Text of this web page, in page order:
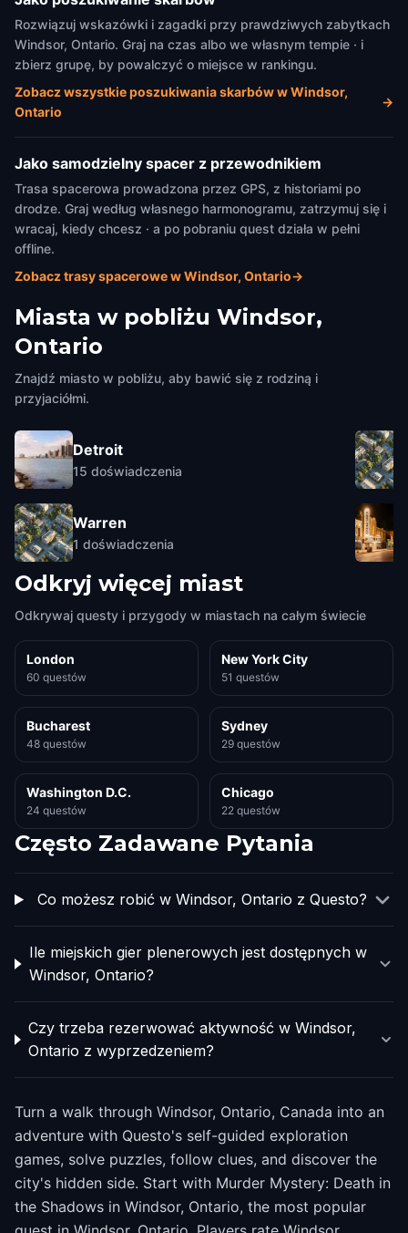
Rozwiązuj wskazówki i zagadki przy prawdziwych zabytkach
Windsor, Ontario. Graj na czas albo we własnym tempie · i
zbierz grupę, by powalczyć o miejsce w rankingu.
Zobacz wszystkie poszukiwania skarbów w Windsor,
Ontario
→
Jako samodzielny spacer z przewodnikiem
Trasa spacerowa prowadzona przez GPS, z historiami po
drodze. Graj według własnego harmonogramu, zatrzymuj się i
wracaj, kiedy chcesz · a po pobraniu quest działa w pełni
offline.
Zobacz trasy spacerowe w Windsor, Ontario→
Miasta w pobliżu Windsor,
Ontario
Znajdź miasto w pobliżu, aby bawić się z rodziną i
przyjaciółmi.
Detroit
15 doświadczenia
Warren
1 doświadczenia
Odkryj więcej miast
Odkrywaj questy i przygody w miastach na całym świecie
London
60 questów
New York City
51 questów
Bucharest
48 questów
Sydney
29 questów
Washington D.C.
24 questów
Chicago
22 questów
Często Zadawane Pytania
Co możesz robić w Windsor, Ontario z Questo?
Ile miejskich gier plenerowych jest dostępnych w
Windsor, Ontario?
Czy trzeba rezerwować aktywność w Windsor,
Ontario z wyprzedzeniem?
Turn a walk through Windsor, Ontario, Canada into an
adventure with Questo's self-guided exploration
games, solve puzzles, follow clues, and discover the
city's hidden side. Start with Murder Mystery: Death in
the Shadows in Windsor, Ontario, the most popular